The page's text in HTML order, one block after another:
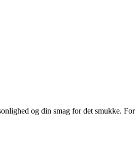
og din smag for det smukke. For